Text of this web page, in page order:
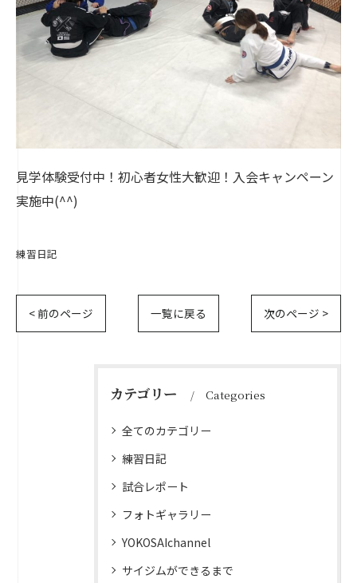
見学体験受付中！初心者女性大歓迎！入会キャンペーン
実施中(^^)
練習日記
< 前のページ 一覧に戻る 次のページ >
カテゴリー Categories
全てのカテゴリー
練習日記
試合レポート
フォトギャラリー
YOKOSAIchannel
サイジムができるまで